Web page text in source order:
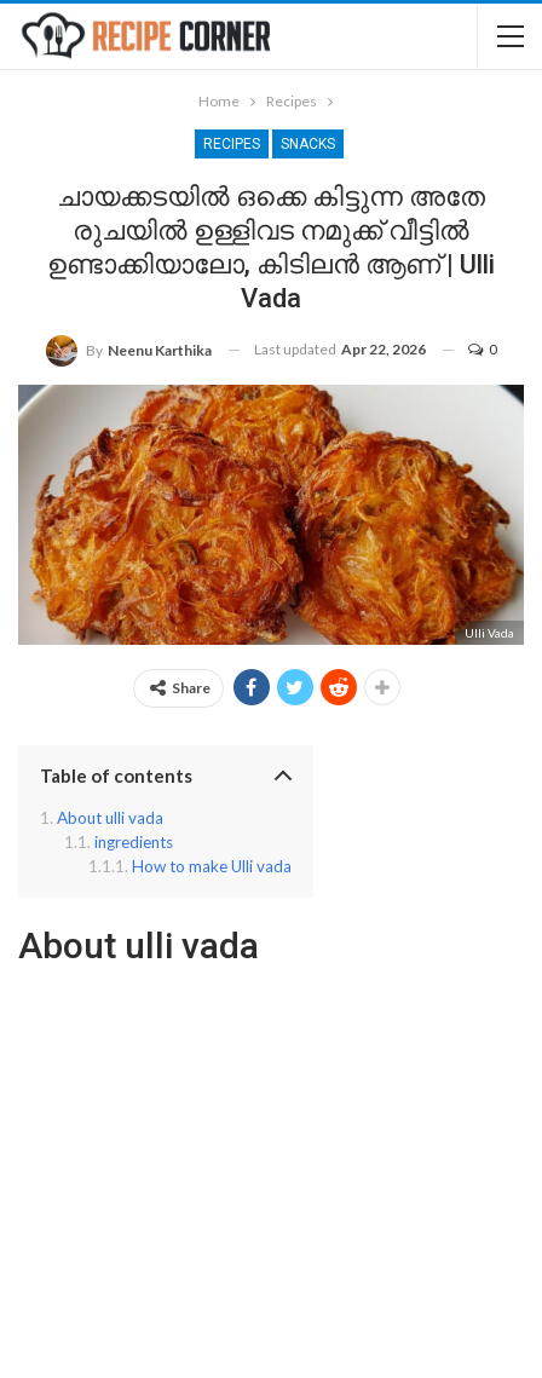
Home Recipes
RECIPES SNACKS
ചായക്കടയിൽ ഒക്കെ കിട്ടുന്ന അതേ
രുചയിൽ ഉള്ളിവട നമുക്ക് വീട്ടിൽ
ഉണ്ടാക്കിയാലോ, കിടിലൻ ആണ് | Ulli
Vada
By Neenu Karthika Last updated Apr 22, 2026 0
Ulli Vada
Share
Table of contents
About ulli vada
ingredients
How to make Ulli vada
About ulli vada